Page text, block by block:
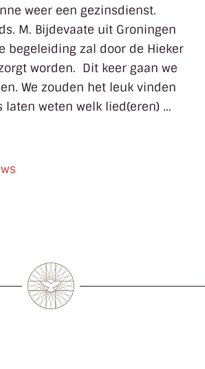
weer een gezinsdienst.
M. Bijdevaate uit Groningen
begeleiding zal door de Hieker
worden. Dit keer gaan we
We zouden het leuk vinden
laten weten welk lied(eren) …